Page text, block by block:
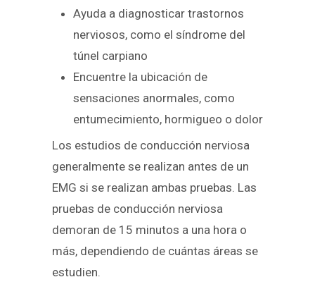
Ayuda a diagnosticar trastornos
nerviosos, como el síndrome del
túnel carpiano
Encuentre la ubicación de
sensaciones anormales, como
entumecimiento, hormigueo o dolor
Los estudios de conducción nerviosa
generalmente se realizan antes de un
EMG si se realizan ambas pruebas. Las
pruebas de conducción nerviosa
demoran de 15 minutos a una hora o
más, dependiendo de cuántas áreas se
estudien.